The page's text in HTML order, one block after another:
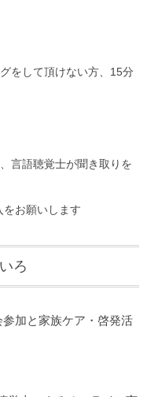
をして頂けない方、15分
言語聴覚士が聞き取りを
お願いします
ろ
加と家族ケア・啓発活